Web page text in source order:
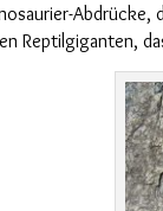
Abdrücke,
n Reptilgiganten,